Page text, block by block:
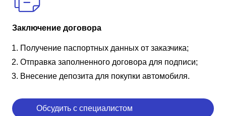
Заключение договора
Получение паспортных данных от заказчика;
Отправка заполненного договора для подписи;
Внесение депозита для покупки автомобиля.
Обсудить с специалистом